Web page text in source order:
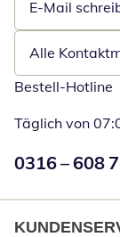
E-Mail
Öffnet E-Mail-
Alle
Bestell-Hotline
Täglich von
Numéro de
0316 – 608